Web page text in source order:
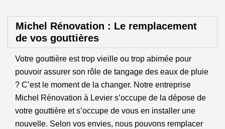
Michel Rénovation : Le remplacement
de vos gouttières
Votre gouttière est trop vieille ou trop abimée pour
pouvoir assurer son rôle de tangage des eaux de pluie
? C’est le moment de la changer. Notre entreprise
Michel Rénovation à Levier s’occupe de la dépose de
votre gouttière et s’occupe de vous en installer une
nouvelle. Selon vos envies, nous pouvons remplacer